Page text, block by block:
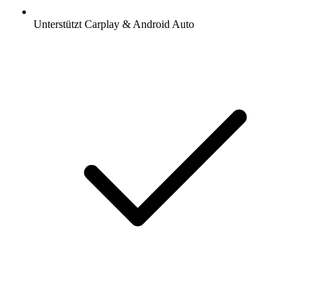
Unterstützt Carplay & Android Auto